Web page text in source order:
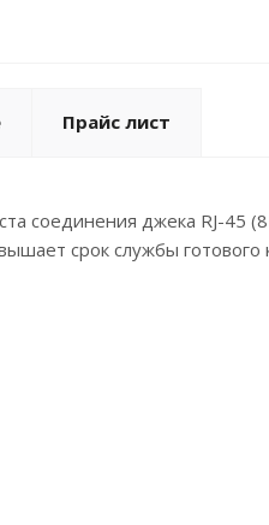
Прайс лист
соединения джека RJ-45
срок службы